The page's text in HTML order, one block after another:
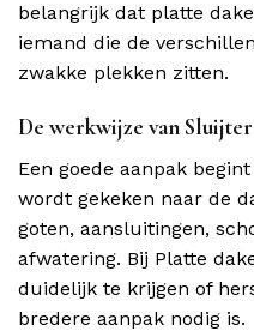
belangrijk dat platte
iemand die de
zwakke plekken zitten.
De werkwijze van
Een goede aanpak
wordt gekeken naar de
goten, aansluitingen,
afwatering. Bij Platte
duidelijk te krijgen of
bredere aanpak nodig is.